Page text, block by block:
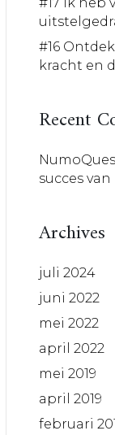
#16
kracht en
Recent
succes
Archives
juli 2024
juni 2022
mei 2022
april 2022
mei 2019
april 2019
februari